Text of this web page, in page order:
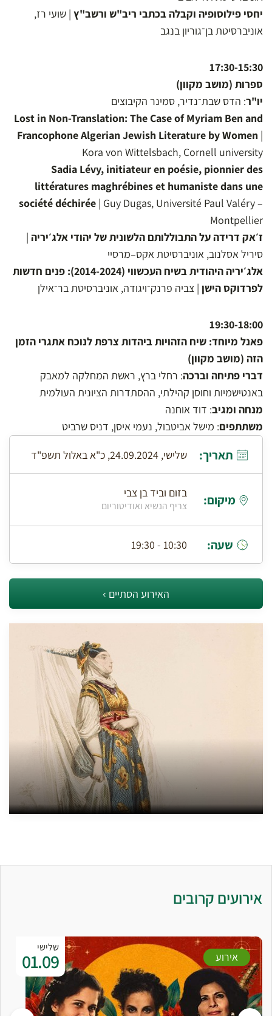
יחסי פילוסופיה וקבלה בכתבי ריב"ש ורשב"ץ | שועי רז,
אוניברסיטת בן־גוריון בנגב
17:30-15:30
ספרות (מושב מקוון)
יו"ר: הדס שבת־נדיר, סמינר הקיבוצים
Lost in Non-Translation: The Case of Myriam Ben and
Francophone Algerian Jewish Literature by Women |
Kora von Wittelsbach, Cornell university
Sadia Lévy, initiateur en poésie, pionnier des
littératures maghrébines et humaniste dans une
société déchirée | Guy Dugas, Université Paul Valéry –
Montpellier
ז׳אק דרידה על התבוללותם הלשונית של יהודי אלג׳יריה |
סיריל אסלנוב, אוניברסיטת אקס–מרסיי
אלג׳יריה היהודית בשיח העכשווי (2014-2024): פנים חדשות
לפרדוקס הישן | צביה פרנק־ויגודה, אוניברסיטת בר־אילן
19:30-18:00
פאנל מיוחד: שיח הזהויות ביהדות צרפת לנוכח אתגרי הזמן
הזה (מושב מקוון)
דברי פתיחה וברכה: רחלי ברץ, ראשת המחלקה למאבק
באנטישמיות וחוסן קהילתי, ההסתדרות הציונית העולמית
מנחה ומגיב: דוד אוחנה
משתתפים: מישל אביטבול, נעמי איסן, דניס שרביט
תאריך: שלישי, 24.09.2024, כ"א באלול תשפ"ד
מיקום: בזום וביד בן צבי
צריף הנשיא ואודיטוריום
שעה: 10:30 - 19:30
האירוע הסתיים
אירועים קרובים
שלישי
01.09 אירוע